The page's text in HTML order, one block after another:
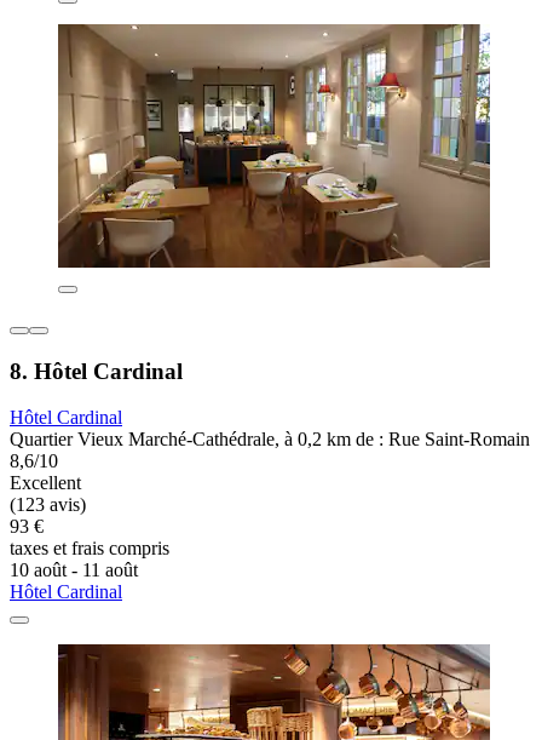
8. Hôtel Cardinal
Hôtel Cardinal
Quartier Vieux Marché-Cathédrale, à 0,2 km de : Rue Saint-Romain
8,6/10
Excellent
(123 avis)
93 €
taxes et frais compris
10 août - 11 août
Hôtel Cardinal